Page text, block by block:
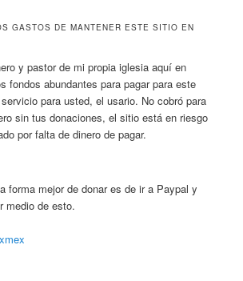
GASTOS DE MANTENER ESTE SITIO EN
y pastor de mi propia iglesia aquí en
fondos abundantes para pagar para este
para usted, el usario. No cobró para
sin tus donaciones, el sitio está en riesgo
por falta de dinero de pagar.
forma mejor de donar es de ir a Paypal y
medio de esto.